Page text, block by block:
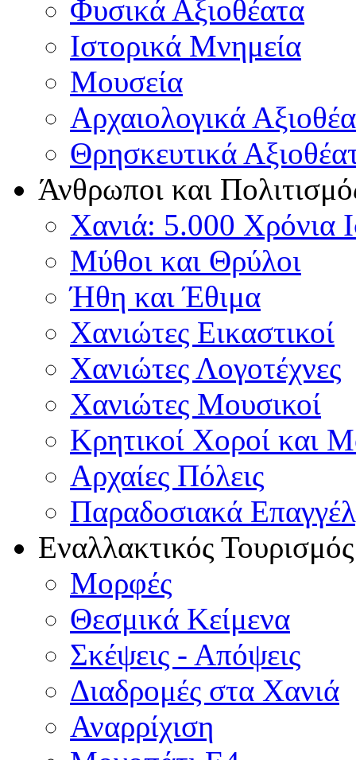
Φυσικά Αξιοθέατα
Ιστορικά Μνημεία
Μουσεία
Αρχαιολογικά
Θρησκευτικά
Άνθρωποι και
Χανιά: 5.000 Χρόνια
Μύθοι και Θρύλοι
Ήθη και Έθιμα
Χανιώτες Εικαστικοί
Χανιώτες Λογοτέχνες
Χανιώτες Μουσικοί
Κρητικοί Χοροί και
Αρχαίες Πόλεις
Παραδοσιακά
Εναλλακτικός Τουρισμός
Μορφές
Θεσμικά Κείμενα
Σκέψεις - Απόψεις
Διαδρομές στα Χανιά
Αναρρίχιση